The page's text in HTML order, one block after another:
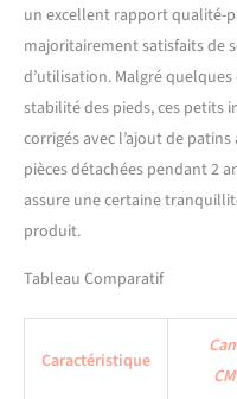
un excellent rapport qualité-
majoritairement satisfaits de
d’utilisation. Malgré
stabilité des pieds, ces petits
corrigés avec l’ajout de
pièces détachées pendant 2
assure une certaine
produit.
Tableau Comparatif
Caractéristique